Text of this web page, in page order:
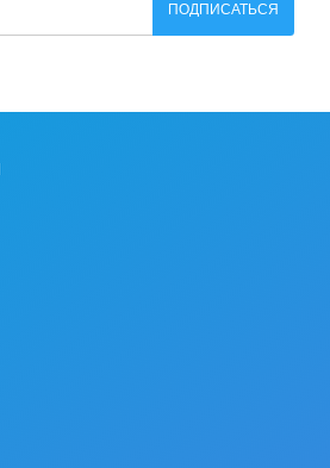
ПОДПИСАТЬСЯ